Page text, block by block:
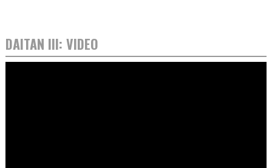
DAITAN III: VIDEO